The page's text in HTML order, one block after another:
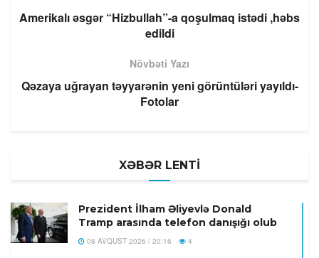
Amerikalı əsgər “Hizbullah”-a qoşulmaq istədi ,həbs
edildi
Növbəti Yazı
Qəzaya uğrayan təyyarənin yeni görüntüləri yayıldı-
Fotolar
XƏBƏR LENTİ
Prezident İlham Əliyevlə Donald
Tramp arasında telefon danışığı olub
08 AVQUST 2026 / 20:16 4